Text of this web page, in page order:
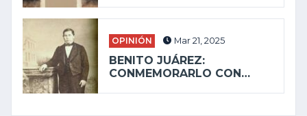
OPINIÓN Mar 21, 2025
BENITO JUÁREZ:
CONMEMORARLO CON…